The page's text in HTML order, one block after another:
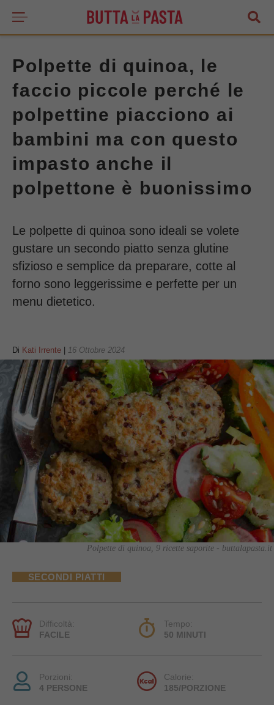
Polpette di quinoa, le
faccio piccole perché le
polpettine piacciono ai
bambini ma con questo
impasto anche il
polpettone è buonissimo
Le polpette di quinoa sono ideali se volete
gustare un secondo piatto senza glutine
sfizioso e semplice da preparare, cotte al
forno sono leggerissime e perfette per un
menu dietetico.
Di Kati Irrente 16 Ottobre 2024
Polpette di quinoa, 9 ricette saporite - buttalapasta.it
SECONDI PIATTI
Difficoltà:
FACILE
Tempo:
50 MINUTI
Porzioni:
4 PERSONE
Calorie:
185/PORZIONE